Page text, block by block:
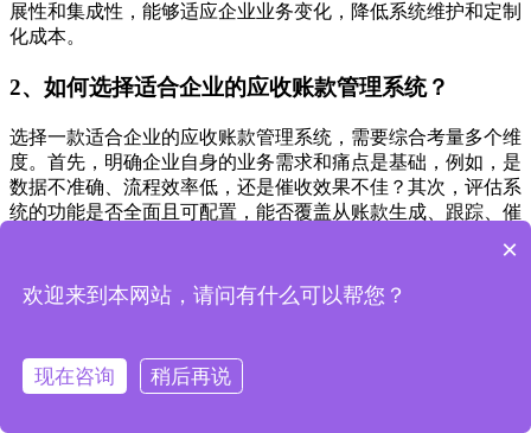
展性和集成性，能够适应企业业务变化，降低系统维护和定制
化成本。
2、如何选择适合企业的应收账款管理系统？
选择一款适合企业的应收账款管理系统，需要综合考量多个维
度。首先，明确企业自身的业务需求和痛点是基础，例如，是
数据不准确、流程效率低，还是催收效果不佳？其次，评估系
统的功能是否全面且可配置，能否覆盖从账款生成、跟踪、催
程。第三，关注系统的集成能力，它能否与企业现有的ERP、
CRM等核心系统无缝对接，实现数据互联互通，避免信息孤
岛。第四，考察系统的易用性与用户体验，界面是否直观友
评估供应商的服务与支持能力，包括实施部署、培训、技术支
持和后续更新维护等，确保系统能够得到持续有效的支持。最
×
欢迎来到本网站，请问有什么可以帮您？
现在咨询 稍后再说